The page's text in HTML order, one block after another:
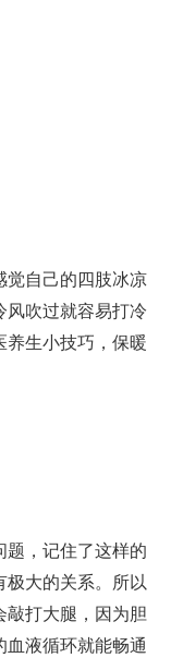
觉自己的四肢冰凉
风吹过就容易打冷
养生小技巧，保暖
题，记住了这样的
极大的关系。所以
敲打大腿，因为胆
血液循环就能畅通